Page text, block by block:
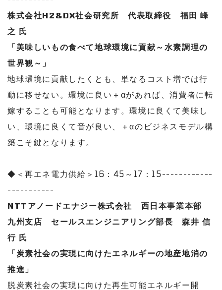
株式会社H2&DX社会研究所 代表取締役 福田 峰
之 氏
「美味しいもの食べて地球環境に貢献～水素調理の
世界観～」
地球環境に貢献したくとも、単なるコスト増では行
動に移せない。環境に良い＋αがあれば、消費者に転
嫁することも可能となります。環境に良くて美味し
い、環境に良くて音が良い、＋αのビジネスモデル構
築こそ鍵となります。
◆＜再エネ電力供給＞16：45～17：15------------
-----------
NTTアノードエナジー株式会社 西日本事業本部
九州支店 セールスエンジニアリング部長 森井 信
行 氏
「炭素社会の実現に向けたエネルギーの地産地消の
推進」
脱炭素社会の実現に向けた再生可能エネルギー開